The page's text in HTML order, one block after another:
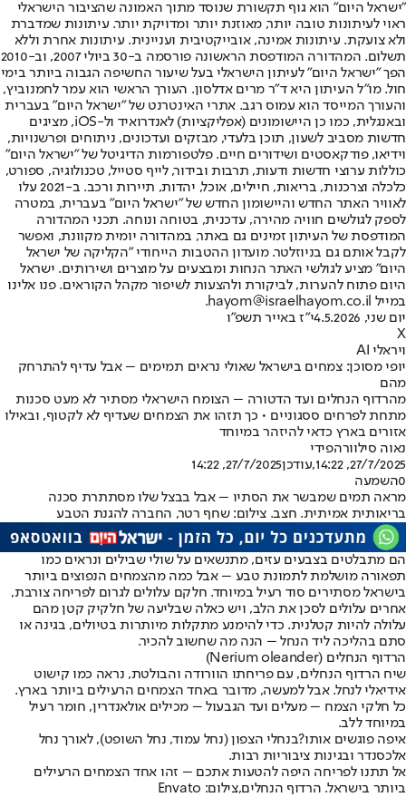
"ישראל היום" הוא גוף תקשורת שנוסד מתוך האמונה שהציבור הישראלי
ראוי לעיתונות טובה יותר, מאוזנת יותר ומדויקת יותר. עיתונות שמדברת
ולא צועקת. עיתונות אמינה, אובייקטיבית ועניינית. עיתונות אחרת וללא
תשלום. המהדורה המודפסת הראשונה פורסמה ב-30 ביולי 2007, וב-2010
הפך "ישראל היום" לעיתון הישראלי בעל שיעור החשיפה הגבוה ביותר בימי
חול. מו"ל העיתון היא ד"ר מרים אדלסון. העורך הראשי הוא עמר לחמנוביץ,
והעורך המייסד הוא עמוס רגב. אתרי האינטרנט של "ישראל היום" בעברית
ובאנגלית, כמו כן היישומונים (אפליקציות) לאנדרואיד ול-iOS, מציגים
חדשות מסביב לשעון, תוכן בלעדי, מבזקים ועדכונים, ניתוחים ופרשנויות,
וידיאו, פודקאסטים ושידורים חיים. פלטפורמות הדיגיטל של "ישראל היום"
כוללות ערוצי חדשות ודעות, תרבות ובידור, לייף סטייל, טכנולוגיה, ספורט,
כלכלה וצרכנות, בריאות, חיילים, אוכל, יהדות, תיירות ורכב. ב-2021 עלו
לאוויר האתר החדש והיישומון החדש של "ישראל היום" בעברית, במטרה
לספק לגולשים חוויה מהירה, עדכנית, בטוחה ונוחה. תכני המהדורה
המודפסת של העיתון זמינים גם באתר, במהדורה יומית מקוונת, ואפשר
לקבל אותם גם בניוזלטר. מועדון ההטבות הייחודי "הקליקה של ישראל
היום" מציע לגולשי האתר הנחות ומבצעים על מוצרים ושירותים. ישראל
היום פתוח להערות, לביקורת ולהצעות לשיפור מקהל הקוראים. פנו אלינו
במייל hayom@israelhayom.co.il.
יום שני, 4.5.2026
י"ז באייר תשפ"ו
X
ויראלי AI
יופי מסוכן: צמחים בישראל שאולי נראים תמימים – אבל עדיף להתרחק
מהם
מהרדוף הנחלים ועד הדטורה – הצומח הישראלי מסתיר לא מעט סכנות
מתחת לפרחים ססגוניים • כך תזהו את הצמחים שעדיף לא לקטוף, ובאילו
אזורים בארץ כדאי להיזהר במיוחד
נאוה סילוורהפידי
27/7/2025, 14:22
,עודכן27/7/2025, 14:22
0השמעה
מראה תמים שמבשר את הסתיו – אבל בבצל שלו מסתתרת סכנה
בריאותית אמיתית. חצב. צילום: שחף רטר, החברה להגנת הטבע
הם מתבלטים בצבעים עזים, מתנשאים על שולי שבילים ונראים כמו
תפאורה מושלמת לתמונת טבע – אבל כמה מהצמחים הנפוצים ביותר
בישראל מסתירים סוד רעיל במיוחד. חלקם עלולים לגרום לפריחה צורבת,
אחרים עלולים לסכן את הלב, ויש כאלה שבליעה של חלקיק קטן מהם
עלולה להיות קטלנית. כדי להימנע מתקלות מיותרות בטיולים, בגינה או
סתם בהליכה ליד הנחל – הנה מה שחשוב להכיר.
הרדוף הנחלים (Nerium oleander
)
שיח הרדוף הנחלים, עם פריחתו הוורודה והבולטת, נראה כמו קישוט
אידיאלי לנחל. אבל למעשה, מדובר באחד הצמחים הרעילים ביותר בארץ.
כל חלקי הצמח – מעלים ועד הגבעול – מכילים אולאנדרין, חומר רעיל
במיוחד ללב.
איפה פוגשים אותו?בנחלי הצפון (נחל עמוד, נחל השופט), לאורך נחל
אלכסנדר ובגינות ציבוריות רבות.
אל תתנו לפריחה היפה להטעות אתכם – זהו אחד הצמחים הרעילים
ביותר בישראל. הרדוף הנחלים,צילום: Envato